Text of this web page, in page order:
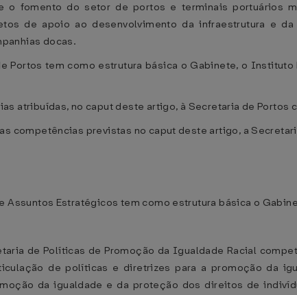
o fomento do setor de portos e terminais portuários
de apoio ao desenvolvimento da infraestrutura e
docas.
Portos tem como estrutura básica o Gabinete, o
atribuídas, no caput deste artigo, à Secretaria de Portos
competências previstas no caput deste artigo, a
Assuntos Estratégicos tem como estrutura básica o
de Políticas de Promoção da Igualdade Racial
de políticas e diretrizes para a promoção da
da igualdade e da proteção dos direitos de